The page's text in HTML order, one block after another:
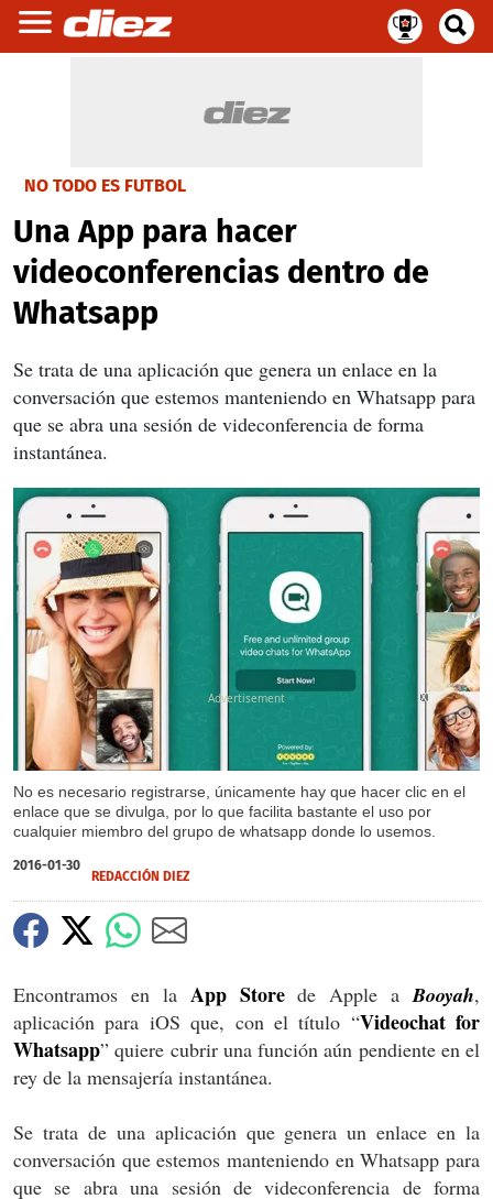
NO TODO ES FUTBOL
Una App para hacer
videoconferencias dentro de
Whatsapp
Se trata de una aplicación que genera un enlace en la
conversación que estemos manteniendo en Whatsapp para
que se abra una sesión de videconferencia de forma
instantánea.
No es necesario registrarse, únicamente hay que hacer clic en el
enlace que se divulga, por lo que facilita bastante el uso por
cualquier miembro del grupo de whatsapp donde lo usemos.
X
2016-01-30
REDACCIÓN DIEZ
Encontramos en la App Storede Apple aBooyah,
aplicación para iOS que, con el título “Videochat for
Whatsapp” quiere cubrir una función aún pendiente en el
rey de la mensajería instantánea.
Se trata de una aplicación que genera un enlace en la
conversación que estemos manteniendo en Whatsapp para
que se abra una sesión de videconferencia de forma